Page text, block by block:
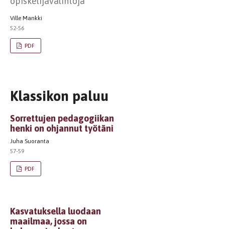
Ville Mankki
52-56
PDF
Klassikon paluu
Sorrettujen pedagogiikan
henki on ohjannut työtäni
Juha Suoranta
57-59
PDF
Kasvatuksella luodaan
maailmaa, jossa on